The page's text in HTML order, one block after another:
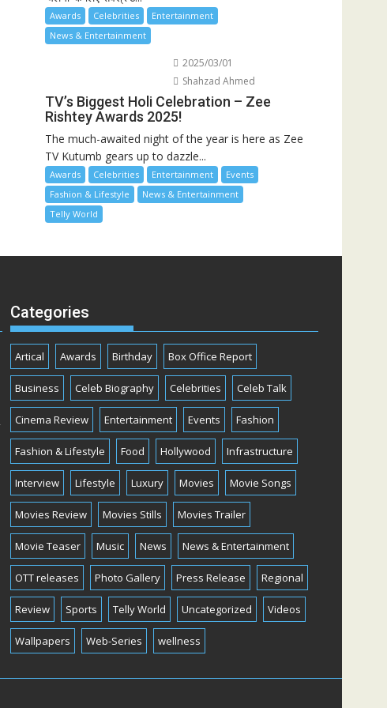
Awards Celebrities
Entertainment
News & Entertainment
2025/03/01
Shahzad Ahmed
TV’s Biggest Holi Celebration – Zee
Rishtey Awards 2025!
The much-awaited night of the year is here as Zee
TV Kutumb gears up to dazzle...
Awards Celebrities Entertainment
Events
Fashion & Lifestyle
News & Entertainment
Telly World
Categories
Artical Awards Birthday Box Office Report
Business Celeb Biography Celebrities Celeb Talk
Cinema Review Entertainment Events Fashion
Fashion & Lifestyle Food Hollywood Infrastructure
Interview Lifestyle Luxury Movies Movie Songs
Movies Review Movies Stills Movies Trailer
Movie Teaser Music News News & Entertainment
OTT releases Photo Gallery Press Release Regional
Review Sports Telly World Uncategorized Videos
Wallpapers Web-Series wellness